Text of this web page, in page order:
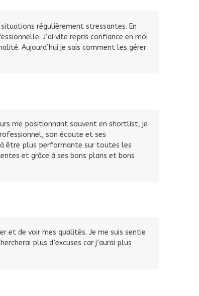
régulièrement stressantes. En
J’ai vite repris confiance en moi
Aujourd’hui je sais comment les gérer
me positionnant souvent en shortlist, je
son écoute et ses
être plus performante sur toutes les
et grâce à ses bons plans et bons
et de voir mes qualités. Je me suis sentie
plus d’excuses car j’aurai plus